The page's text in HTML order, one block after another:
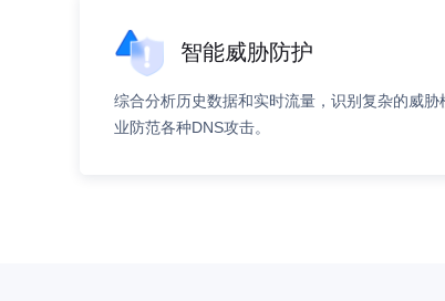
智能威胁防护
综合分析历史数据和实时流量，识别复杂的威
业防范各种DNS攻击。